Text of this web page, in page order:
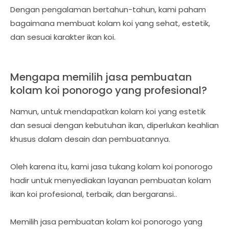
Dengan pengalaman bertahun-tahun, kami paham
bagaimana membuat kolam koi yang sehat, estetik,
dan sesuai karakter ikan koi.
Mengapa memilih jasa pembuatan
kolam koi ponorogo yang profesional?
Namun, untuk mendapatkan kolam koi yang estetik
dan sesuai dengan kebutuhan ikan, diperlukan keahlian
khusus dalam desain dan pembuatannya.
Oleh karena itu, kami jasa tukang kolam koi ponorogo
hadir untuk menyediakan layanan pembuatan kolam
ikan koi profesional, terbaik, dan bergaransi..
Memilih jasa pembuatan kolam koi ponorogo yang